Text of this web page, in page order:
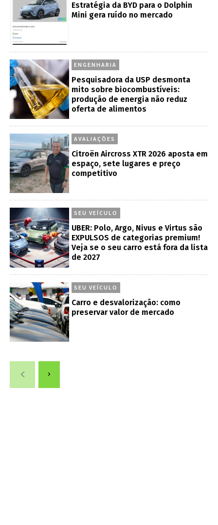
Estratégia da BYD para o Dolphin
Mini gera ruído no mercado
ENGENHARIA
Pesquisadora da USP desmonta
mito sobre biocombustíveis:
produção de energia não reduz
oferta de alimentos
AVALIAÇÕES
Citroën Aircross XTR 2026 aposta em
espaço, sete lugares e preço
competitivo
SEU VEÍCULO
UBER: Polo, Argo, Nivus e Virtus são
EXPULSOS de categorias premium!
Veja se o seu carro está fora da lista
de 2027
SEU VEÍCULO
Carro e desvalorização: como
preservar valor de mercado